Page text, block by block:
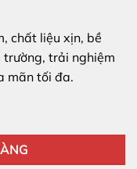
chất liệu xịn, bề
trải nghiệm
mãn tối đa.